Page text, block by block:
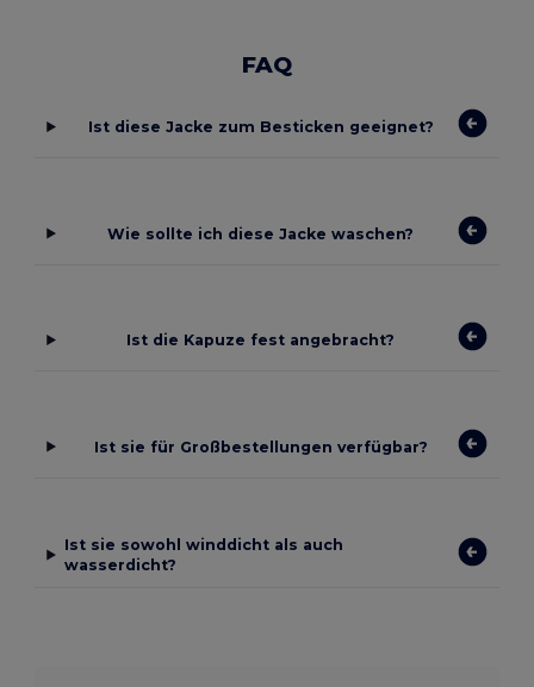
FAQ
Ist diese Jacke zum Besticken geeignet?
Wie sollte ich diese Jacke waschen?
Ist die Kapuze fest angebracht?
Ist sie für Großbestellungen verfügbar?
Ist sie sowohl winddicht als auch
wasserdicht?